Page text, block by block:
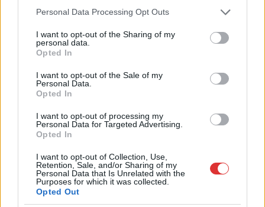
Please note that this website/app uses one or more Google
not limited to your visit or usage behaviour. You may click to
grant or deny consent to Google and its third-party tags to
use your data for below specified purposes in below Google
consent section.
Personal Data Processing Opt Outs
I want to opt-out of the Sharing of my
personal data.
Opted In
I want to opt-out of the Sale of my
Personal Data.
Opted In
I want to opt-out of processing my
Personal Data for Targeted Advertising.
Opted In
I want to opt-out of Collection, Use,
Retention, Sale, and/or Sharing of my
Personal Data that Is Unrelated with the
Purposes for which it was collected.
Opted Out
visszatér a kánikula.
a szárazság az Alföldön
Magyarország ,
Csak megtörténik: kicserélik az Ady Endre út
alatti ivóvízvezetéket két ütemben